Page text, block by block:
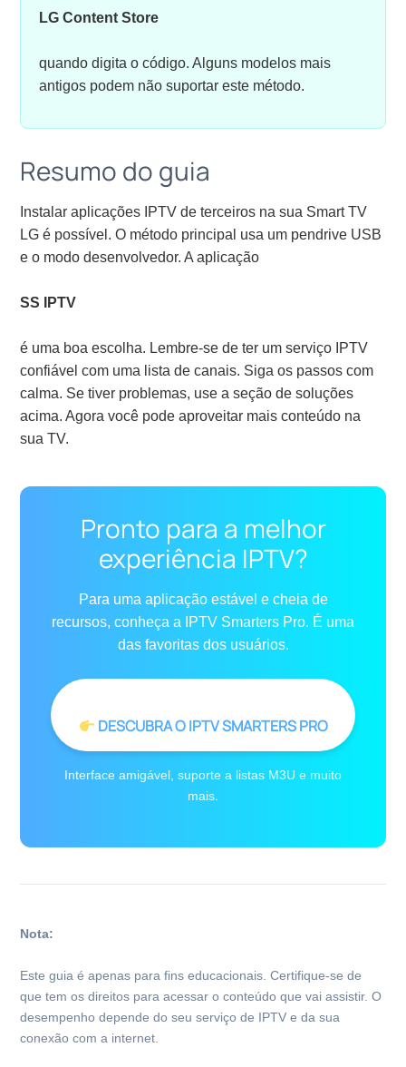
LG Content Store
quando digita o código. Alguns modelos mais
antigos podem não suportar este método.
Resumo do guia
Instalar aplicações IPTV de terceiros na sua Smart TV
LG é possível. O método principal usa um pendrive USB
e o modo desenvolvedor. A aplicação
SS IPTV
é uma boa escolha. Lembre-se de ter um serviço IPTV
confiável com uma lista de canais. Siga os passos com
calma. Se tiver problemas, use a seção de soluções
acima. Agora você pode aproveitar mais conteúdo na
sua TV.
Pronto para a melhor
experiência IPTV?
Para uma aplicação estável e cheia de
recursos, conheça a IPTV Smarters Pro. É uma
das favoritas dos usuários.
DESCUBRA O IPTV SMARTERS PRO
Interface amigável, suporte a listas M3U e muito
mais.
Nota:
Este guia é apenas para fins educacionais. Certifique-se de
que tem os direitos para acessar o conteúdo que vai assistir. O
desempenho depende do seu serviço de IPTV e da sua
conexão com a internet.